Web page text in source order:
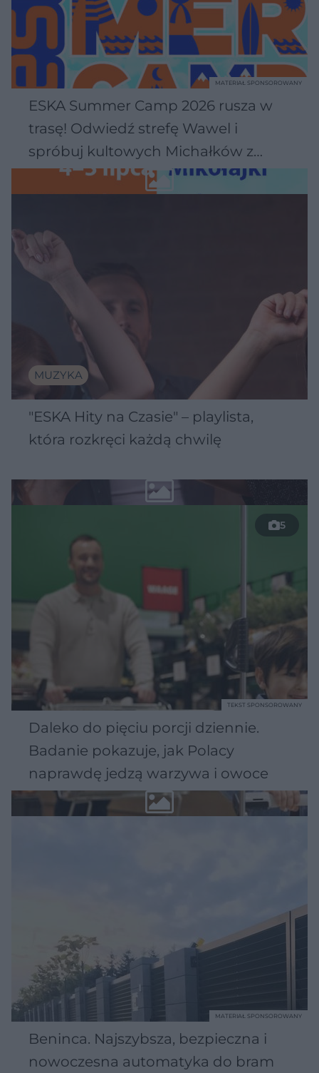
ESKA Summer Camp 2026 rusza w
trasę! Odwiedź strefę Wawel i
spróbuj kultowych Michałków z
Wawelu
MATERIAŁ SPONSOROWANY
MUZYKA
"ESKA Hity na Czasie" – playlista,
która rozkręci każdą chwilę
5
Daleko do pięciu porcji dziennie.
Badanie pokazuje, jak Polacy
naprawdę jedzą warzywa i owoce
TEKST SPONSOROWANY
Beninca. Najszybsza, bezpieczna i
nowoczesna automatyka do bram
MATERIAŁ SPONSOROWANY